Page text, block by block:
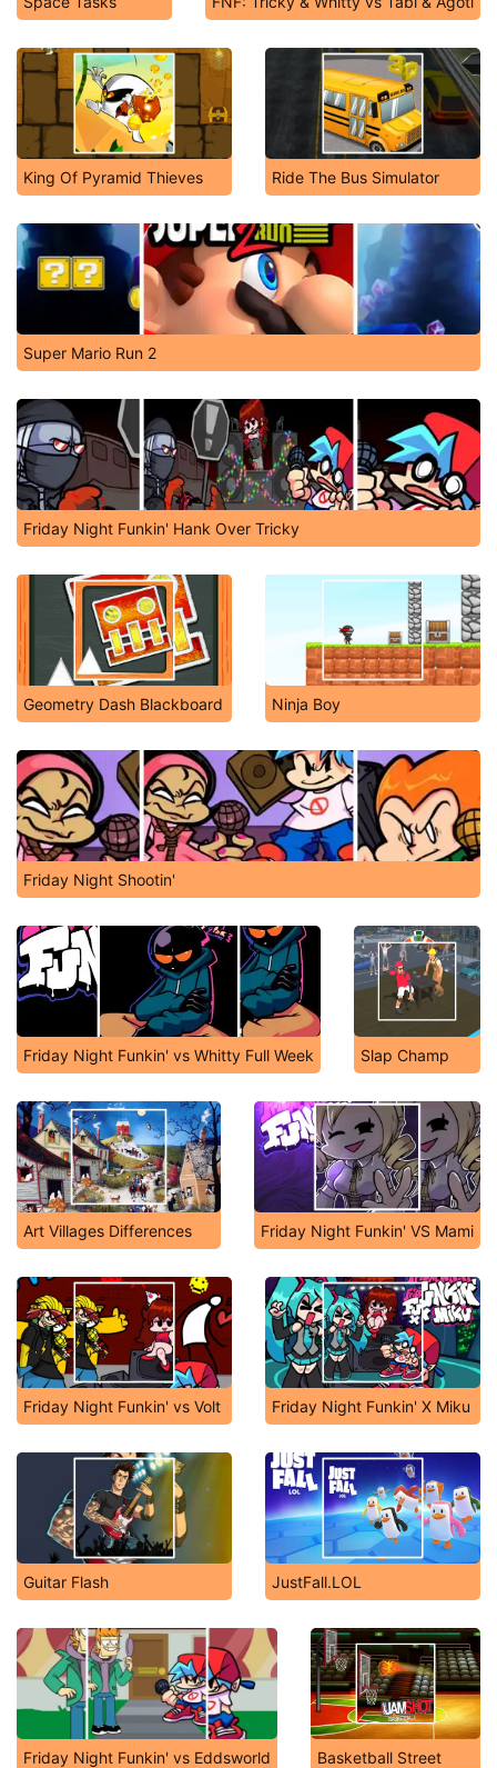
King Of Pyramid Thieves Ride The Bus Simulator
Super Mario Run 2
Friday Night Funkin' Hank Over Tricky
Geometry Dash Blackboard Ninja Boy
Friday Night Shootin'
Friday Night Funkin' vs Whitty Full Week Slap Champ
Art Villages Differences Friday Night Funkin' VS Mami
Friday Night Funkin' vs Volt Friday Night Funkin' X Miku
Guitar Flash JustFall.LOL
Friday Night Funkin' vs Eddsworld Basketball Street